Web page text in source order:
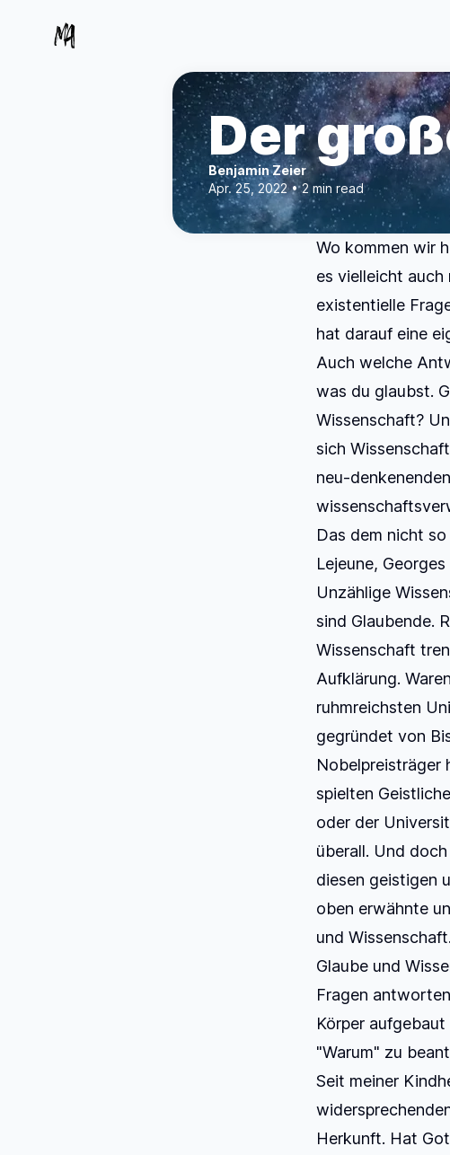
Der
Benjamin Zeier
Apr. 25, 2022 • 2 min read
Wo kommen wir
es vielleicht auch
existentielle
hat darauf eine
Auch welche
was du glaubst.
Wissenschaft?
sich
neu-
Das dem nicht
Lejeune,
Unzählige
sind Glaubende.
Wissenschaft
Aufklärung.
ruhmreichsten
gegründet von
Nobelpreisträger
spielten
oder der
überall. Und
diesen geistigen
oben erwähnte
und Wissenschaft.
Glaube und
Fragen
Körper
"Warum" zu
Seit meiner
Herkunft. Hat